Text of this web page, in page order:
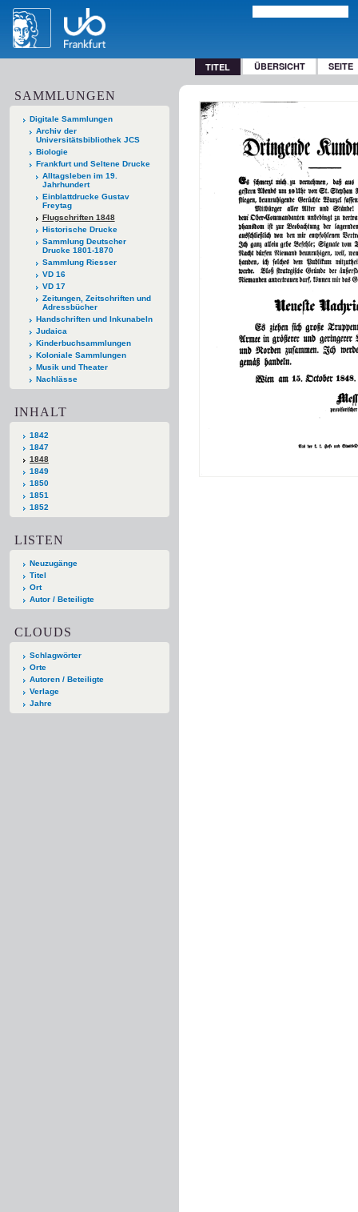
TITEL ÜBERSICHT SEITE
SAMMLUNGEN
Digitale Sammlungen
Archiv der
Universitätsbibliothek JCS
Biologie
Frankfurt und Seltene Drucke
Alltagsleben im 19.
Jahrhundert
Einblattdrucke Gustav
Freytag
Flugschriften 1848
Historische Drucke
Sammlung Deutscher
Drucke 1801-1870
Sammlung Riesser
VD 16
VD 17
Zeitungen, Zeitschriften und
Adressbücher
Handschriften und Inkunabeln
Judaica
Kinderbuchsammlungen
Koloniale Sammlungen
Musik und Theater
Nachlässe
INHALT
1842
1847
1848
1849
1850
1851
1852
LISTEN
Neuzugänge
Titel
Ort
Autor / Beteiligte
CLOUDS
Schlagwörter
Orte
Autoren / Beteiligte
Verlage
Jahre